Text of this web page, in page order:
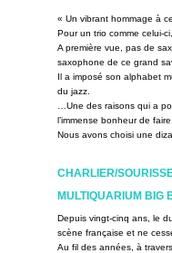
« Un vibrant hommage à
Pour un trio comme celui-
A première vue, pas de
saxophone de ce grand
Il a imposé son alphabet
du jazz.
…Une des raisons qui a
l’immense bonheur de
Nous avons choisi une
CHARLIER/
MULTIQUARIUM BIG
Depuis vingt-cinq ans, le
scène française et ne
Au fil des années, à